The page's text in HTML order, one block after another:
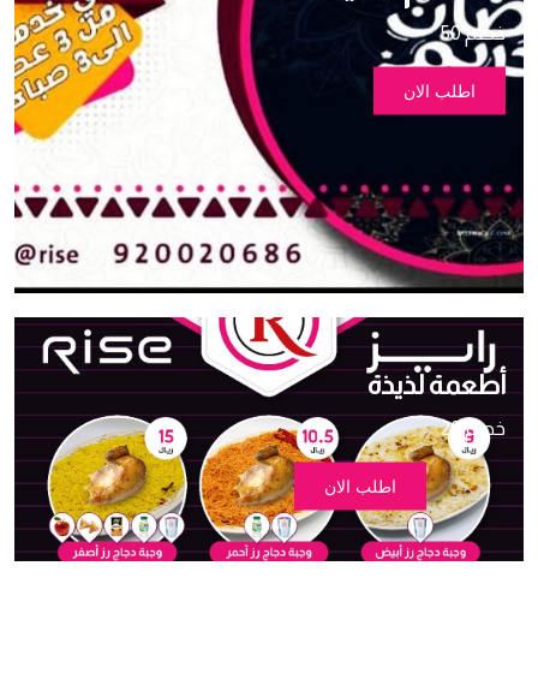
خصم 50
اطلب الان
أطعمة لذيذة
20 خصم
اطلب الان